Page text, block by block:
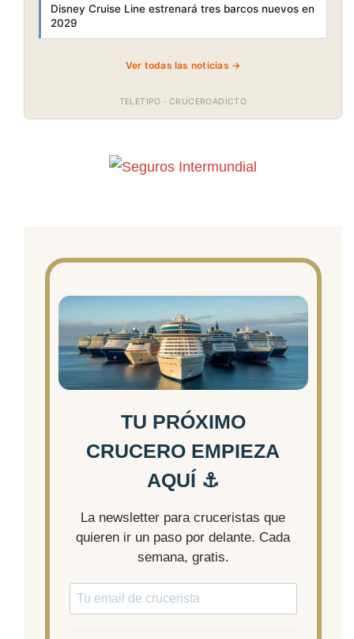
Disney Cruise Line estrenará tres barcos nuevos en
2029
Ver todas las noticias →
TELETIPO · CRUCEROADICTO